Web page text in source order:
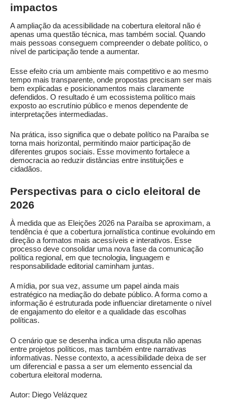
impactos
A ampliação da acessibilidade na cobertura eleitoral não é
apenas uma questão técnica, mas também social. Quando
mais pessoas conseguem compreender o debate político, o
nível de participação tende a aumentar.
Esse efeito cria um ambiente mais competitivo e ao mesmo
tempo mais transparente, onde propostas precisam ser mais
bem explicadas e posicionamentos mais claramente
defendidos. O resultado é um ecossistema político mais
exposto ao escrutínio público e menos dependente de
interpretações intermediadas.
Na prática, isso significa que o debate político na Paraíba se
torna mais horizontal, permitindo maior participação de
diferentes grupos sociais. Esse movimento fortalece a
democracia ao reduzir distâncias entre instituições e
cidadãos.
Perspectivas para o ciclo eleitoral de
2026
À medida que as Eleições 2026 na Paraíba se aproximam, a
tendência é que a cobertura jornalística continue evoluindo em
direção a formatos mais acessíveis e interativos. Esse
processo deve consolidar uma nova fase da comunicação
política regional, em que tecnologia, linguagem e
responsabilidade editorial caminham juntas.
A mídia, por sua vez, assume um papel ainda mais
estratégico na mediação do debate público. A forma como a
informação é estruturada pode influenciar diretamente o nível
de engajamento do eleitor e a qualidade das escolhas
políticas.
O cenário que se desenha indica uma disputa não apenas
entre projetos políticos, mas também entre narrativas
informativas. Nesse contexto, a acessibilidade deixa de ser
um diferencial e passa a ser um elemento essencial da
cobertura eleitoral moderna.
Autor: Diego Velázquez